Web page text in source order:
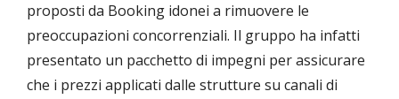
proposti da Booking idonei a rimuovere le
preoccupazioni concorrenziali. Il gruppo ha infatti
presentato un pacchetto di impegni per assicurare
che i prezzi applicati dalle strutture su canali di